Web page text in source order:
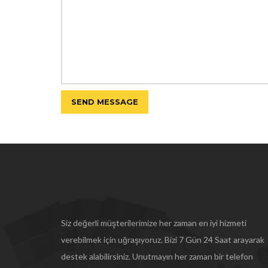
Siz değerli müşterilerimize her zaman en iyi hizmeti
verebilmek için uğraşıyoruz. Bizi 7 Gün 24 Saat arayarak
destek alabilirsiniz. Unutmayın her zaman bir telefon